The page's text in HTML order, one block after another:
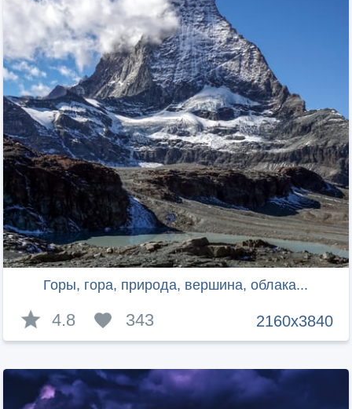
Горы, гора, природа, вершина, облака...
2160x3840
4.8 343